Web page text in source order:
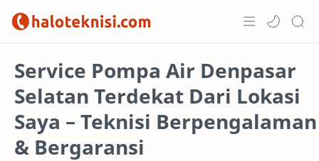
Projects
Service Pompa Air Denpasar
Selatan Terdekat Dari Lokasi
Saya – Teknisi Berpengalaman
& Bergaransi